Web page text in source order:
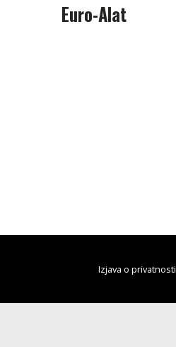
Euro-Alat
Izjava o privatnosti